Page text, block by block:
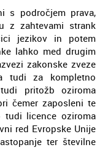
s področjem prava,
z zahtevami strank
jezikov in potem
lahko med drugim
zakonske zveze
tudi za kompletno
pritožb oziroma
čemer zaposleni te
tudi licence oziroma
red Evropske Unije
ter številne